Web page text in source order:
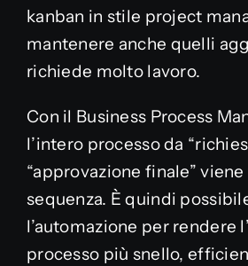
kanban in stile project
mantenere anche quelli
richiede molto lavoro.
Con il Business Process
l’intero processo da
“approvazione finale”
sequenza. È quindi
l’automazione per rendere
processo più snello,